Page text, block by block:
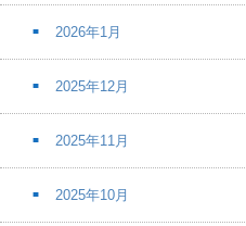
2026年1月
2025年12月
2025年11月
2025年10月